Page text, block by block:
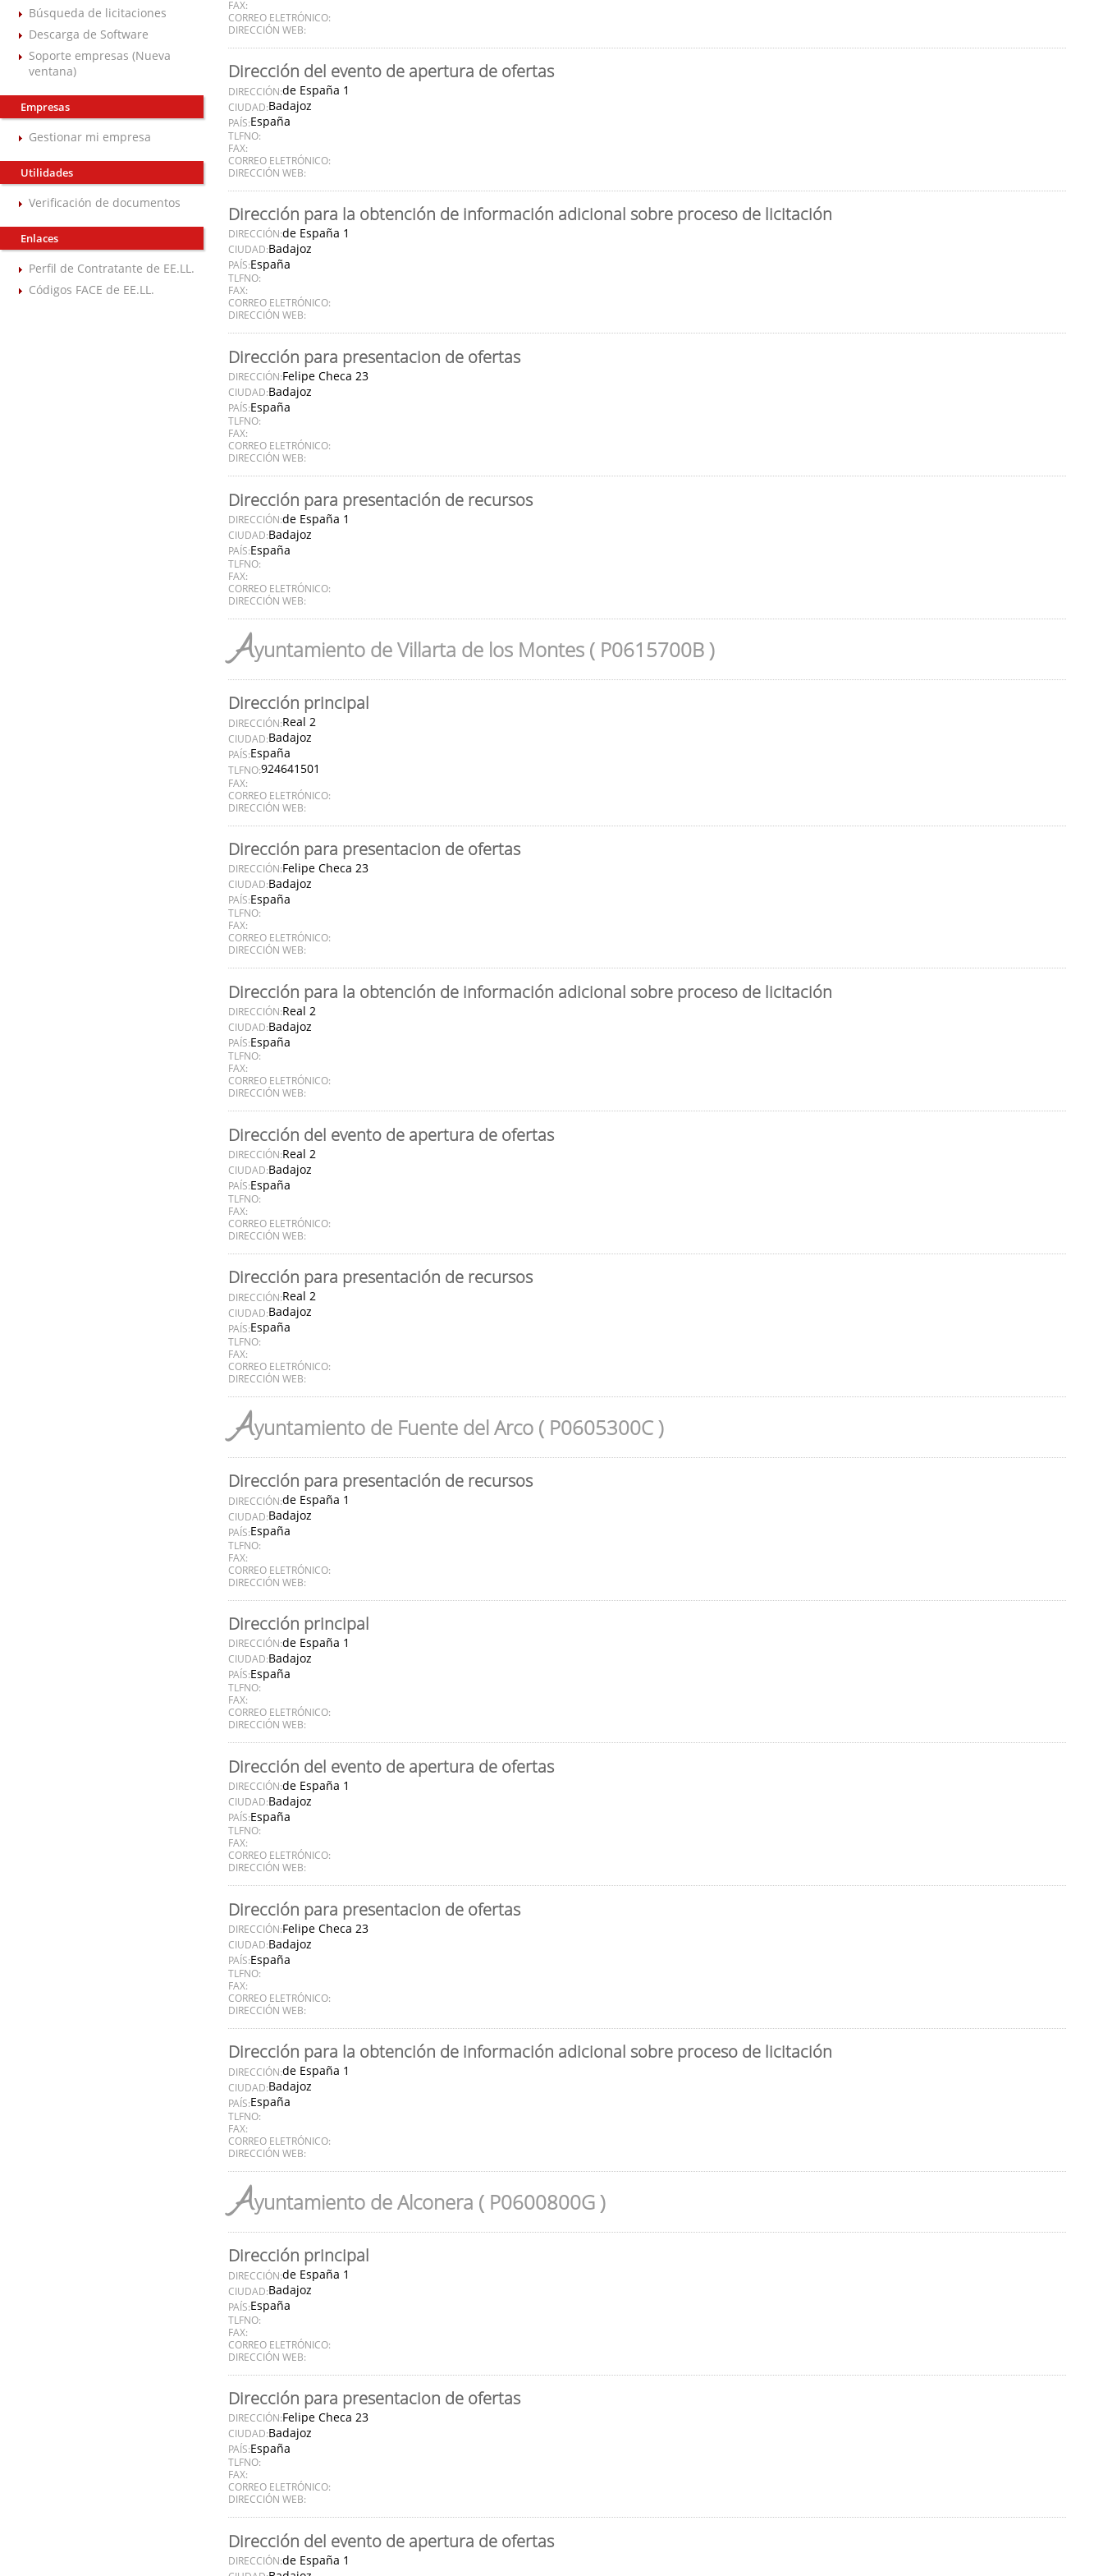
Búsqueda de licitaciones
Descarga de Software
Soporte empresas (Nueva
ventana)
Empresas
Gestionar mi empresa
Utilidades
Verificación de documentos
Enlaces
Perfil de Contratante de EE.LL.
Códigos FACE de EE.LL.
FAX:
CORREO ELETRÓNICO:
DIRECCIÓN WEB:
Dirección del evento de apertura de ofertas
DIRECCIÓN:de España 1
CIUDAD:Badajoz
PAÍS:España
TLFNO:
FAX:
CORREO ELETRÓNICO:
DIRECCIÓN WEB:
Dirección para la obtención de información adicional sobre proceso de licitación
DIRECCIÓN:de España 1
CIUDAD:Badajoz
PAÍS:España
TLFNO:
FAX:
CORREO ELETRÓNICO:
DIRECCIÓN WEB:
Dirección para presentacion de ofertas
DIRECCIÓN:Felipe Checa 23
CIUDAD:Badajoz
PAÍS:España
TLFNO:
FAX:
CORREO ELETRÓNICO:
DIRECCIÓN WEB:
Dirección para presentación de recursos
DIRECCIÓN:de España 1
CIUDAD:Badajoz
PAÍS:España
TLFNO:
FAX:
CORREO ELETRÓNICO:
DIRECCIÓN WEB:
Ayuntamiento de Villarta de los Montes ( P0615700B )
Dirección principal
DIRECCIÓN:Real 2
CIUDAD:Badajoz
PAÍS:España
TLFNO:924641501
FAX:
CORREO ELETRÓNICO:
DIRECCIÓN WEB:
Dirección para presentacion de ofertas
DIRECCIÓN:Felipe Checa 23
CIUDAD:Badajoz
PAÍS:España
TLFNO:
FAX:
CORREO ELETRÓNICO:
DIRECCIÓN WEB:
Dirección para la obtención de información adicional sobre proceso de licitación
DIRECCIÓN:Real 2
CIUDAD:Badajoz
PAÍS:España
TLFNO:
FAX:
CORREO ELETRÓNICO:
DIRECCIÓN WEB:
Dirección del evento de apertura de ofertas
DIRECCIÓN:Real 2
CIUDAD:Badajoz
PAÍS:España
TLFNO:
FAX:
CORREO ELETRÓNICO:
DIRECCIÓN WEB:
Dirección para presentación de recursos
DIRECCIÓN:Real 2
CIUDAD:Badajoz
PAÍS:España
TLFNO:
FAX:
CORREO ELETRÓNICO:
DIRECCIÓN WEB:
Ayuntamiento de Fuente del Arco ( P0605300C )
Dirección para presentación de recursos
DIRECCIÓN:de España 1
CIUDAD:Badajoz
PAÍS:España
TLFNO:
FAX:
CORREO ELETRÓNICO:
DIRECCIÓN WEB:
Dirección principal
DIRECCIÓN:de España 1
CIUDAD:Badajoz
PAÍS:España
TLFNO:
FAX:
CORREO ELETRÓNICO:
DIRECCIÓN WEB:
Dirección del evento de apertura de ofertas
DIRECCIÓN:de España 1
CIUDAD:Badajoz
PAÍS:España
TLFNO:
FAX:
CORREO ELETRÓNICO:
DIRECCIÓN WEB:
Dirección para presentacion de ofertas
DIRECCIÓN:Felipe Checa 23
CIUDAD:Badajoz
PAÍS:España
TLFNO:
FAX:
CORREO ELETRÓNICO:
DIRECCIÓN WEB:
Dirección para la obtención de información adicional sobre proceso de licitación
DIRECCIÓN:de España 1
CIUDAD:Badajoz
PAÍS:España
TLFNO:
FAX:
CORREO ELETRÓNICO:
DIRECCIÓN WEB:
Ayuntamiento de Alconera ( P0600800G )
Dirección principal
DIRECCIÓN:de España 1
CIUDAD:Badajoz
PAÍS:España
TLFNO:
FAX:
CORREO ELETRÓNICO:
DIRECCIÓN WEB:
Dirección para presentacion de ofertas
DIRECCIÓN:Felipe Checa 23
CIUDAD:Badajoz
PAÍS:España
TLFNO:
FAX:
CORREO ELETRÓNICO:
DIRECCIÓN WEB:
Dirección del evento de apertura de ofertas
DIRECCIÓN:de España 1